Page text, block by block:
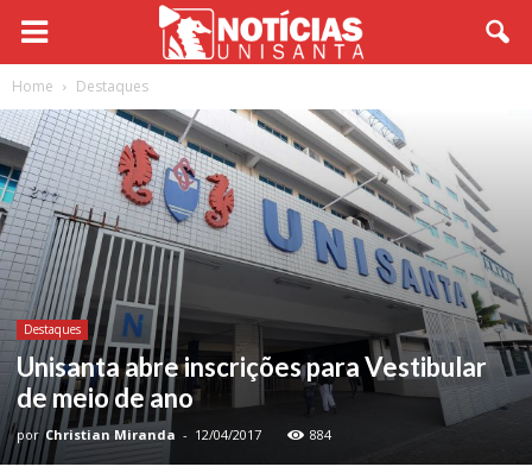
Home Destaques
Destaques
Unisanta abre inscrições para Vestibular
de meio de ano
por Christian Miranda - 12/04/2017 884